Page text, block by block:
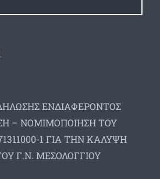
ΕΝΔΙΑΦΕΡΟΝΤΟΣ
– ΝΟΜΙΜΟΠΟΙΗΣΗ ΤΟΥ
1 ΓΙΑ ΤΗΝ ΚΑΛΥΨΗ
Γ.Ν. ΜΕΣΟΛΟΓΓΙΟΥ